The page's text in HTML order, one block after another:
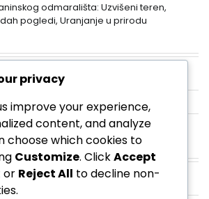
odmarališta: Uzvišeni teren,
pogledi, Uranjanje u prirodu
privacy
improve your experience,
content, and analyze
choose which cookies to
Customize. ClickAccept
or Reject All to decline non-